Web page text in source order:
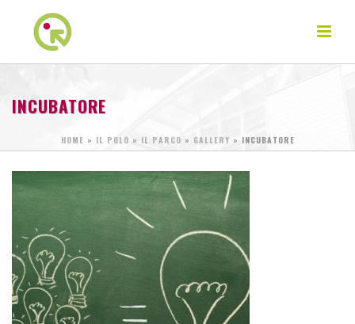
INCUBATORE
HOME » IL POLO » IL PARCO » GALLERY » INCUBATORE